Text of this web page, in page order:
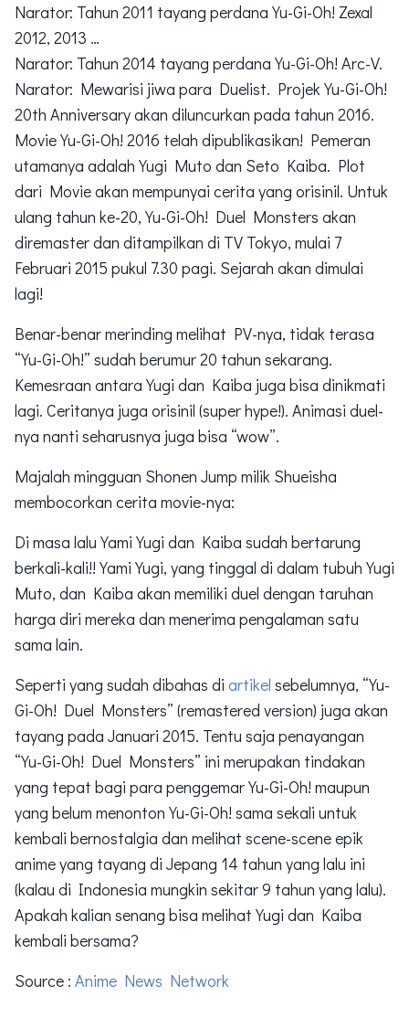
Narator: Tahun 2011 tayang perdana Yu-Gi-Oh! Zexal
2012, 2013 …
Narator: Tahun 2014 tayang perdana Yu-Gi-Oh! Arc-V.
Narator: Mewarisi jiwa para Duelist. Projek Yu-Gi-Oh!
20th Anniversary akan diluncurkan pada tahun 2016.
Movie Yu-Gi-Oh! 2016 telah dipublikasikan! Pemeran
utamanya adalah Yugi Muto dan Seto Kaiba. Plot
dari Movie akan mempunyai cerita yang orisinil. Untuk
ulang tahun ke-20, Yu-Gi-Oh! Duel Monsters akan
diremaster dan ditampilkan di TV Tokyo, mulai 7
Februari 2015 pukul 7.30 pagi. Sejarah akan dimulai
lagi!
Benar-benar merinding melihat PV-nya, tidak terasa
“Yu-Gi-Oh!” sudah berumur 20 tahun sekarang.
Kemesraan antara Yugi dan Kaiba juga bisa dinikmati
lagi. Ceritanya juga orisinil (super hype!). Animasi duel-
nya nanti seharusnya juga bisa “wow”.
Majalah mingguan Shonen Jump milik Shueisha
membocorkan cerita movie-nya:
Di masa lalu Yami Yugi dan Kaiba sudah bertarung
berkali-kali!! Yami Yugi, yang tinggal di dalam tubuh Yugi
Muto, dan Kaiba akan memiliki duel dengan taruhan
harga diri mereka dan menerima pengalaman satu
sama lain.
Seperti yang sudah dibahas di artikel sebelumnya, “Yu-
Gi-Oh! Duel Monsters” (remastered version) juga akan
tayang pada Januari 2015. Tentu saja penayangan
“Yu-Gi-Oh! Duel Monsters” ini merupakan tindakan
yang tepat bagi para penggemar Yu-Gi-Oh! maupun
yang belum menonton Yu-Gi-Oh! sama sekali untuk
kembali bernostalgia dan melihat scene-scene epik
anime yang tayang di Jepang 14 tahun yang lalu ini
(kalau di Indonesia mungkin sekitar 9 tahun yang lalu).
Apakah kalian senang bisa melihat Yugi dan Kaiba
kembali bersama?
Source : Anime News Network